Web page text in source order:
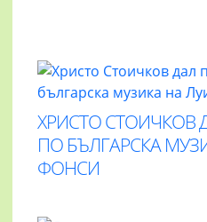
ХРИСТО СТОИЧКОВ
ПО БЪЛГАРСКА
ФОНСИ